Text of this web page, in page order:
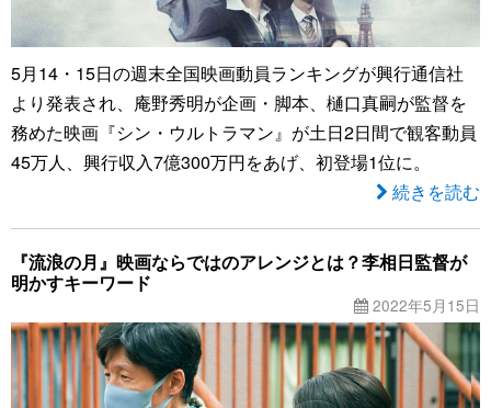
5月14・15日の週末全国映画動員ランキングが興行通信社
より発表され、庵野秀明が企画・脚本、樋口真嗣が監督を
務めた映画『シン・ウルトラマン』が土日2日間で観客動員
45万人、興行収入7億300万円をあげ、初登場1位に。
続きを読む
『流浪の月』映画ならではのアレンジとは？李相日監督が
明かすキーワード
2022年5月15日